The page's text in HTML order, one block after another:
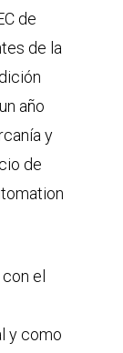
de
de la
año
y
de
el
y como